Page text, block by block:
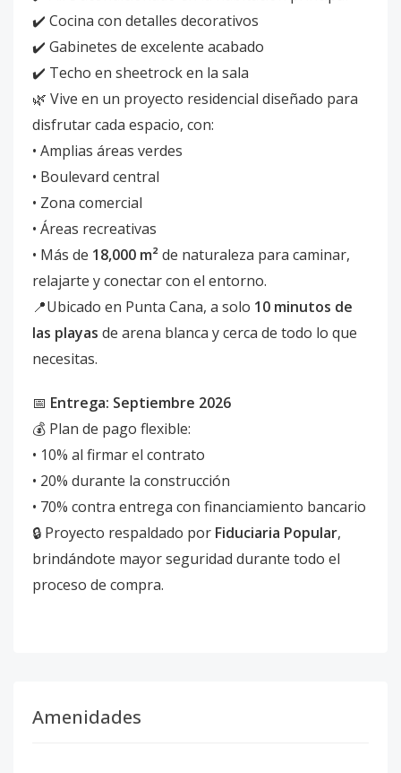
✔️ Cocina con detalles decorativos
✔️ Gabinetes de excelente acabado
✔️ Techo en sheetrock en la sala
🌿 Vive en un proyecto residencial diseñado para
disfrutar cada espacio, con:
• Amplias áreas verdes
• Boulevard central
• Zona comercial
• Áreas recreativas
• Más de 18,000 m²de naturaleza para caminar,
relajarte y conectar con el entorno.
📍Ubicado en Punta Cana, a solo 10 minutos de
las playas de arena blanca y cerca de todo lo que
necesitas.
📅 Entrega: Septiembre 2026
💰 Plan de pago flexible:
• 10% al firmar el contrato
• 20% durante la construcción
• 70% contra entrega con financiamiento bancario
🔒 Proyecto respaldado por Fiduciaria Popular,
brindándote mayor seguridad durante todo el
proceso de compra.
Amenidades